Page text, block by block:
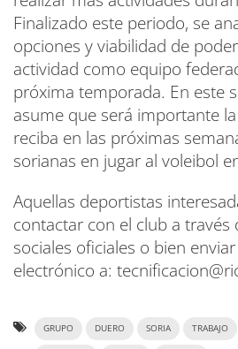
Finalizado este periodo, se
opciones y viabilidad de
actividad como equipo
próxima temporada. En este
asume que será importante la
reciba en las próximas
sorianas en jugar al voleibol
Aquellas deportistas
contactar con el club a través
sociales oficiales o bien
electrónico a:
GRUPO DUERO SORIA TRABAJO